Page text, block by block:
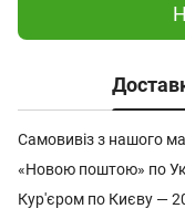
Самовивіз з нашого
«Новою поштою» по
Кур'єром по Києву —